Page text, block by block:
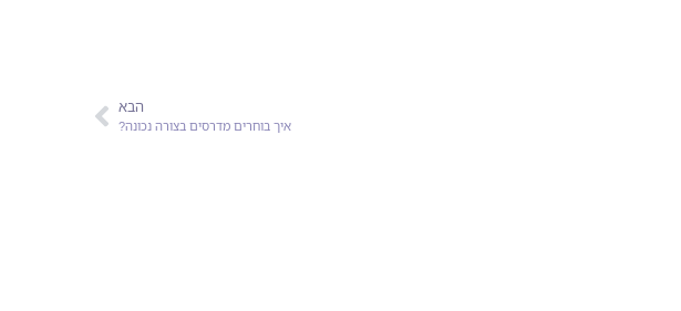
הבא
איך בוחרים מדרסים בצורה נכונה?